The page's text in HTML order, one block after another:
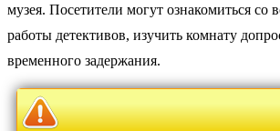
музея. Посетители могут ознакомиться со
работы детективов, изучить комнату
временного задержания.